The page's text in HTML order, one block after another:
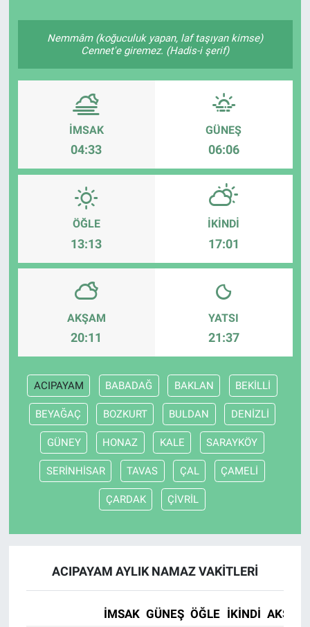
Nemmâm (koğuculuk yapan, laf taşıyan kimse)
Cennet'e giremez. (Hadis-i şerif)
İMSAK
04:33
GÜNEŞ
06:06
ÖĞLE
13:13
İKINDI
17:01
AKŞAM
20:11
YATSI
21:37
ACIPAYAM BABADAĞ BAKLAN BEKİLLİ
BEYAĞAÇ BOZKURT BULDAN DENİZLİ
GÜNEY HONAZ KALE SARAYKÖY
SERİNHİSAR TAVAS ÇAL ÇAMELİ
ÇARDAK ÇİVRİL
ACIPAYAM AYLIK NAMAZ VAKITLERI
İMSAK GÜNEŞ ÖĞLE İKINDI AKŞAM
Kütahya
Genel
Magazin